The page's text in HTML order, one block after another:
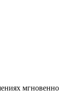
мгновенно